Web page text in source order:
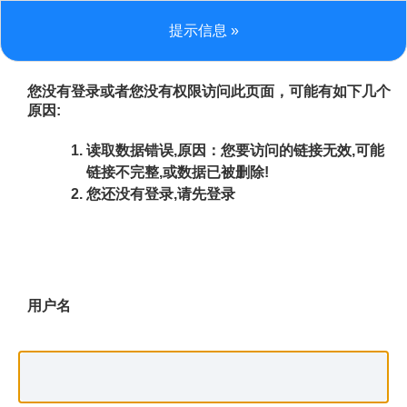
提示信息 »
您没有登录或者您没有权限访问此页面，可能有如下几个
原因:
读取数据错误,原因：您要访问的链接无效,可能
链接不完整,或数据已被删除!
您还没有登录,请先登录
用户名